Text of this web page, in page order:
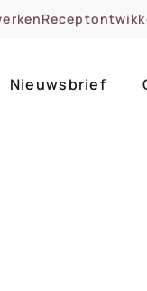
Nieuwsbrief